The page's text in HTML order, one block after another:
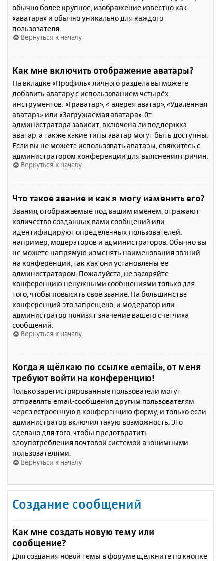
обычно более крупное, изображение известно как
«аватара» и обычно уникально для каждого
пользователя.
Вернуться к началу
Как мне включить отображение аватары?
На вкладке «Профиль» личного раздела вы можете
добавить аватару с использованием четырёх
инструментов: «Граватар», «Галерея аватар», «Удалённая
аватара» или «Загружаемая аватара». От
администратора зависит, включена ли поддержка
аватар, а также какие типы аватар могут быть доступны.
Если вы не можете использовать аватары, свяжитесь с
администратором конференции для выяснения причин.
Вернуться к началу
Что такое звание и как я могу изменить его?
Звания, отображаемые под вашим именем, отражают
количество созданных вами сообщений или
идентифицируют определённых пользователей:
например, модераторов и администраторов. Обычно вы
не можете напрямую изменять наименования званий
на конференции, так как они установлены её
администратором. Пожалуйста, не засоряйте
конференцию ненужными сообщениями только для
того, чтобы повысить своё звание. На большинстве
конференций это запрещено, и модератор или
администратор понизят значение вашего счётчика
сообщений.
Вернуться к началу
Когда я щёлкаю по ссылке «email», от меня
требуют войти на конференцию!
Только зарегистрированные пользователи могут
отправлять email-сообщения другим пользователям
через встроенную в конференцию форму, и только если
администратор включил такую возможность. Это
сделано для того, чтобы предотвратить
злоупотребления почтовой системой анонимными
пользователями.
Вернуться к началу
Создание сообщений
Как мне создать новую тему или
сообщение?
Для создания новой темы в форуме щёлкните по кнопке